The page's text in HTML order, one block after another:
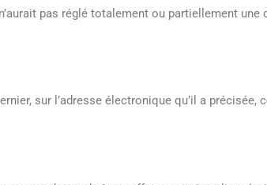
pas réglé totalement ou partiellement une
sur l’adresse électronique qu’il a